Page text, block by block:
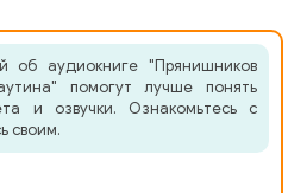
об аудиокниге "Прянишников
помогут лучше понять
и озвучки. Ознакомьтесь с
своим.